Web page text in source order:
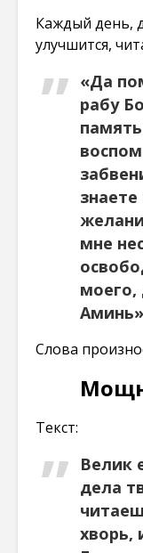
Каждый день,
улучшится,
«Да
рабу
мне
моего,
Аминь»
Слова
Текст:
Велик
дела
хворь,